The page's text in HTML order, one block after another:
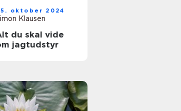
oktober 2024
Klausen
du skal vide
jagtudstyr